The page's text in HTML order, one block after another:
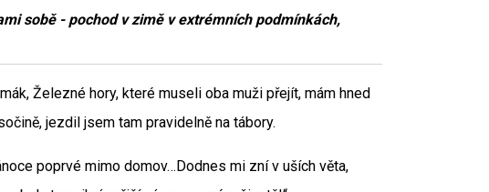
sobě - pochod v zimě v extrémních podmínkách,
Železné hory, které museli oba muži přejít, mám hned
jezdil jsem tam pravidelně na tábory.
poprvé mimo domov…Dodnes mi zní v uších věta,